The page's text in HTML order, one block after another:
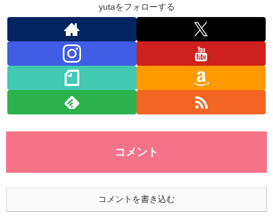
yutaをフォローする
コメント
コメントを書き込む